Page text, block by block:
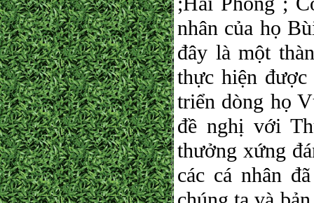
nhân của họ
đây là một
thực hiện
triển dòng họ
đề nghị với
thưởng xứng
các cá nhân